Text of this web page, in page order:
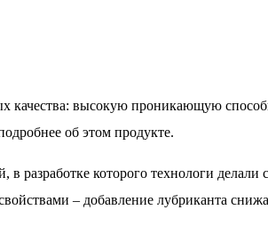
качества: высокую проникающую
об этом продукте.
разработке которого технологи делали
– добавление лубриканта